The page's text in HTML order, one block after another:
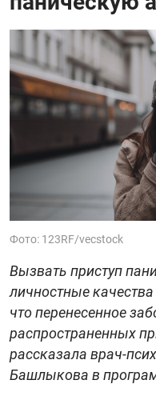
Фото: 123RF/vecstock
Вызвать приступ
личностные
что перенесенное
распространенных
рассказала врач-
Башлыкова в